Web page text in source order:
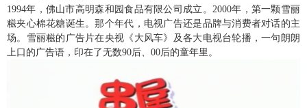
1994年，佛山市高明森和园食品有限公司成立。2000年，第一颗雪丽
糍夹心棉花糖诞生。那个年代，电视广告还是品牌与消费者对话的主
场。雪丽糍的广告片在央视《大风车》及各大电视台轮播，一句朗朗
上口的广告语，印在了无数90后、00后的童年里。